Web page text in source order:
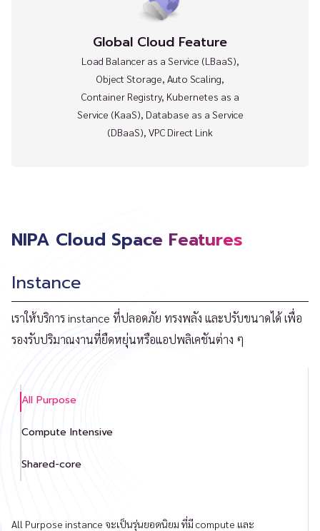
Global Cloud Feature
Load Balancer as a Service (LBaaS),
Object Storage, Auto Scaling,
Container Registry, Kubernetes as a
Service (KaaS), Database as a Service
(DBaaS), VPC Direct Link
NIPA Cloud Space Features
Instance
เราให้บริการ instance ที่ปลอดภัย ทรงพลัง และปรับขนาดได้ เพื่อ
รองรับปริมาณงานที่ยืดหยุ่นหรือแอปพลิเคชันต่าง ๆ
All Purpose
Compute Intensive
Shared-core
All Purpose instance จะเป็นรุ่นยอดนิยม ที่มี compute และ